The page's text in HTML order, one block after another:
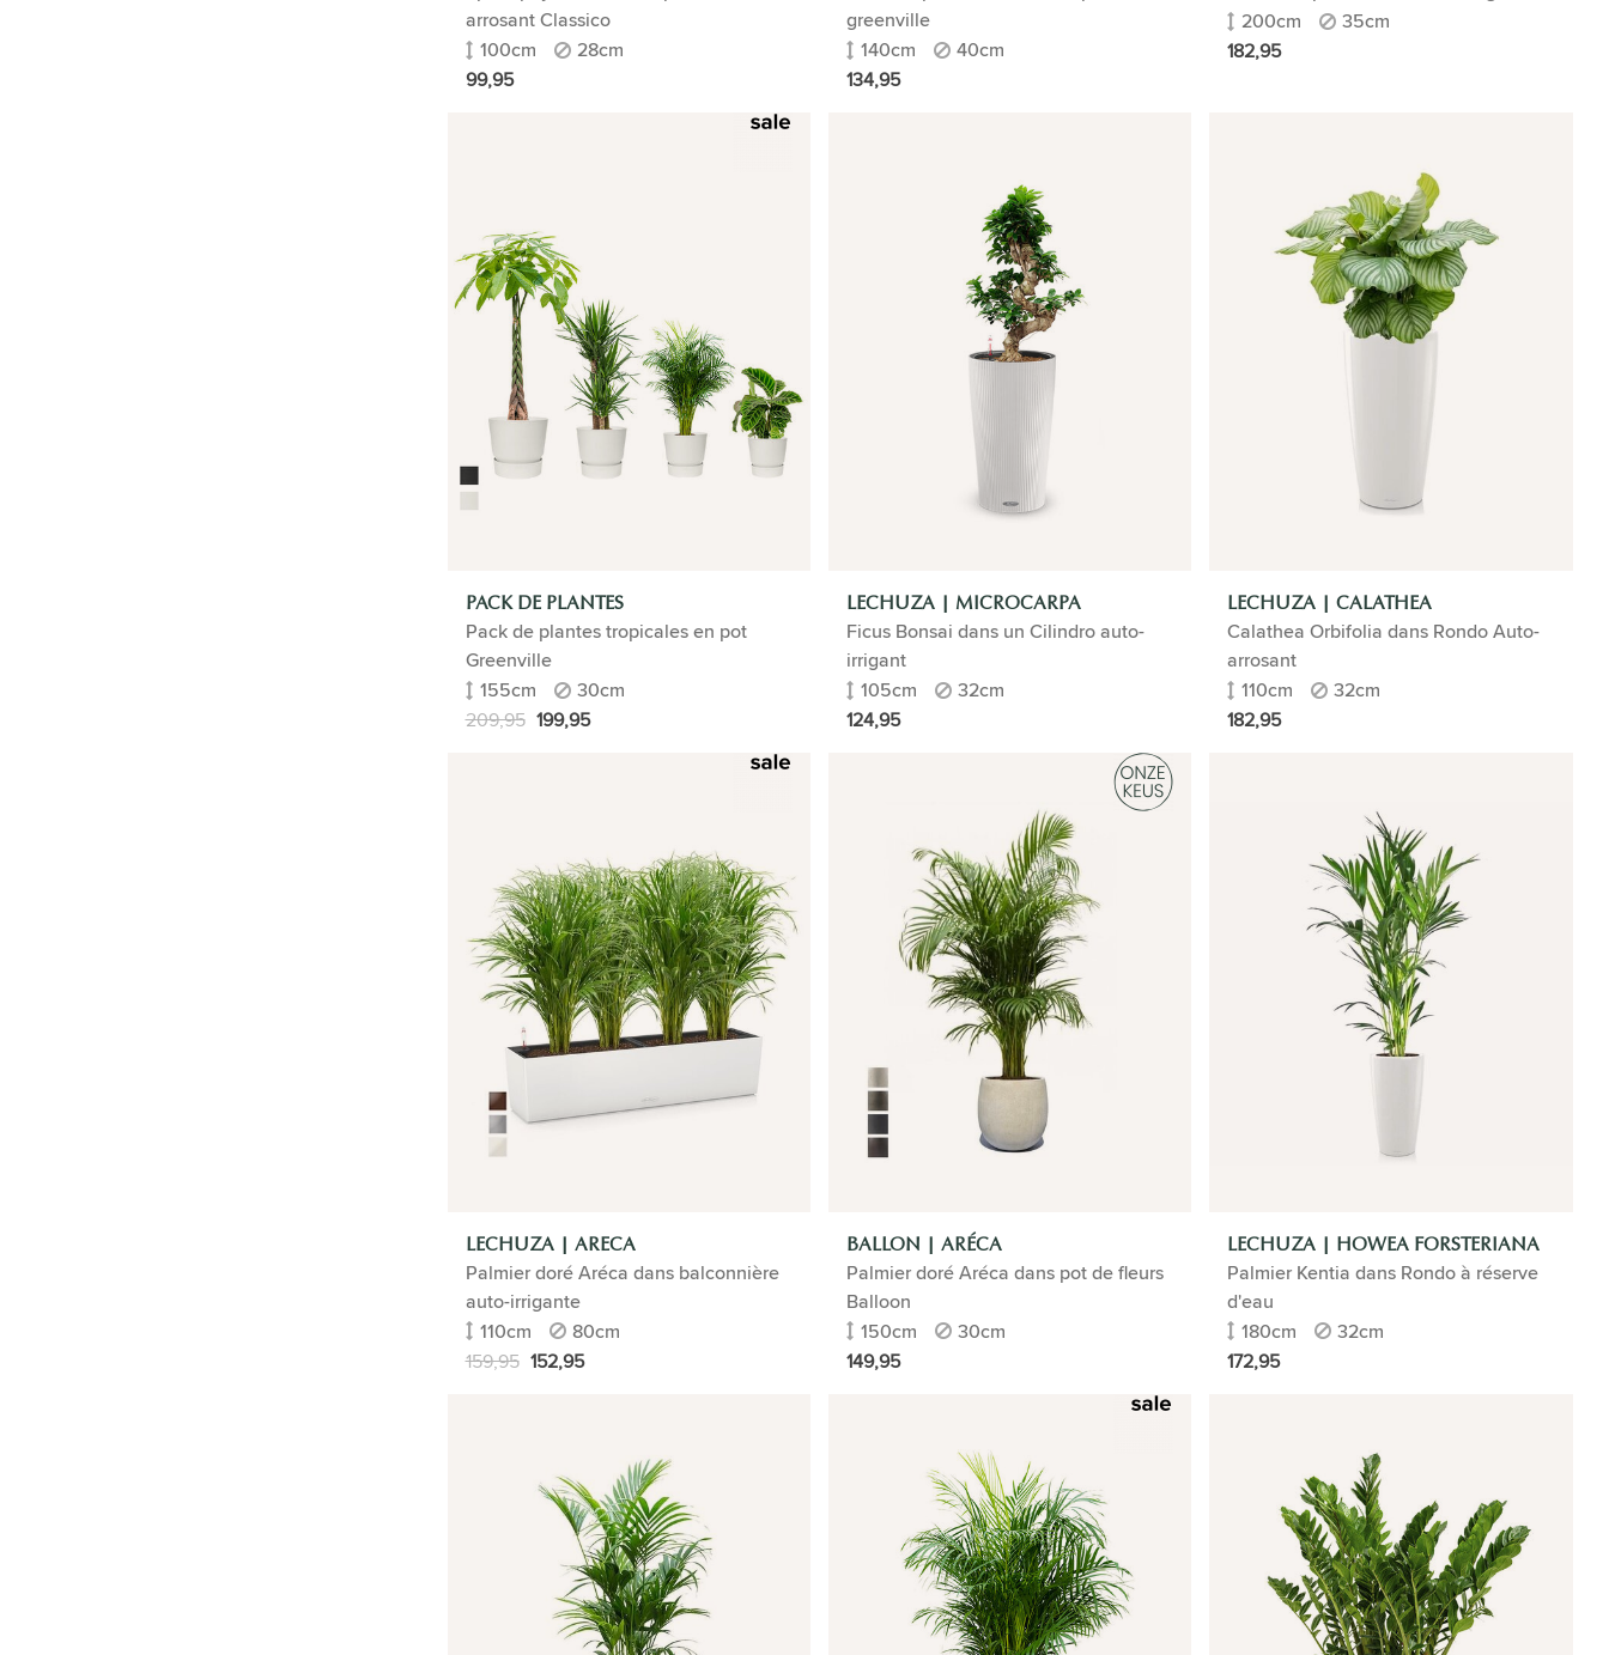
arrosant Classico
100cm
28cm
99,95
greenville
140cm
40cm
134,95
200cm
35cm
182,95
PACK DE PLANTES
Pack de plantes tropicales en pot
Greenville
155cm
30cm
209,95 199,95
LECHUZA | MICROCARPA
Ficus Bonsai dans un Cilindro auto-
irrigant
105cm
32cm
124,95
LECHUZA | CALATHEA
Calathea Orbifolia dans Rondo Auto-
arrosant
110cm
32cm
182,95
LECHUZA | ARECA
Palmier doré Aréca dans balconnière
auto-irrigante
110cm
80cm
159,95 152,95
BALLON | ARÉCA
Palmier doré Aréca dans pot de fleurs
Balloon
150cm
30cm
149,95
LECHUZA | HOWEA FORSTERIANA
Palmier Kentia dans Rondo à réserve
d'eau
180cm
32cm
172,95